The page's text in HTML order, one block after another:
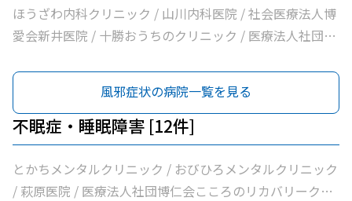
科クリニック / 医療法人社団イワタクリニック / 社会医療
法人刀圭会協立病院 / 十勝勤医協白樺医院 / 十勝ヘルスケ
夜間急病センター / いなば内科呼吸器科 / 医療法人社団慶
愛慶愛病院 / いちやなぎ内科消化器科 / 医療法人社団進藤
医院 / 社会福祉法人北海道社会事業協会帯広病院 / 十勝い
たみのクリニックくびかた・こし・ひざ痛診療所 / 本庄内
科クリニック / 帯広東内科循環器科クリニック / クリニッ
クむすかり / 社会医療法人北斗北斗クリニック / 社会医療
井小児科医院 / 独立行政法人国立病院機構帯広病院
ほうざわ内科クリニック / 山川内科医院 / 社会医療法人博
愛会新井医院 / 十勝おうちのクリニック / 医療法人社団さ
科・呼吸器内科クリニック / こしや糖尿病・内科クリニッ
ク / 萩原医院 / 公益財団法人北海道医療団帯広第一病院 /
ともだ内科消化器クリニック / 医療法人社団隆仁会おく内
科消化器クリニック / 西村内科クリニック / 医療法人社団
自由が丘横山内科クリニック / 帯広中央病院 / みせき内科
消化器クリニック / 十勝勤医協帯広病院 / さかい総合内科
風邪症状の病院一覧を見る
不眠症・睡眠障害 [12件]
とかちメンタルクリニック / おびひろメンタルクリニック
/ 萩原医院 / 医療法人社団博仁会こころのリカバリークリ